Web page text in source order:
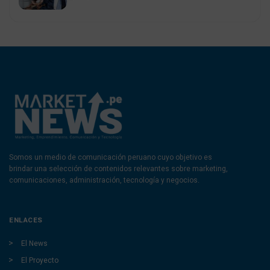
Somos un medio de comunicación peruano cuyo objetivo es
brindar una selección de contenidos relevantes sobre marketing,
comunicaciones, administración, tecnología y negocios.
ENLACES
El News
El Proyecto